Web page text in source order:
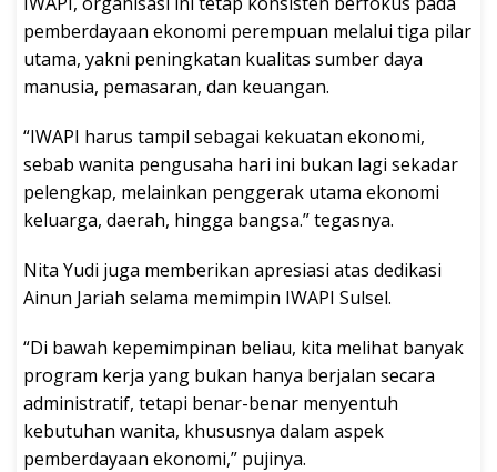
pemberdayaan ekonomi perempuan melalui tiga pilar
utama, yakni peningkatan kualitas sumber daya
manusia, pemasaran, dan keuangan.
“IWAPI harus tampil sebagai kekuatan ekonomi,
sebab wanita pengusaha hari ini bukan lagi sekadar
pelengkap, melainkan penggerak utama ekonomi
keluarga, daerah, hingga bangsa.” tegasnya.
Nita Yudi juga memberikan apresiasi atas dedikasi
Ainun Jariah selama memimpin IWAPI Sulsel.
“Di bawah kepemimpinan beliau, kita melihat banyak
program kerja yang bukan hanya berjalan secara
administratif, tetapi benar-benar menyentuh
kebutuhan wanita, khususnya dalam aspek
pemberdayaan ekonomi,” pujinya.